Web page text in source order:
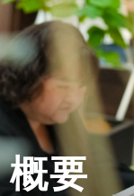
概要